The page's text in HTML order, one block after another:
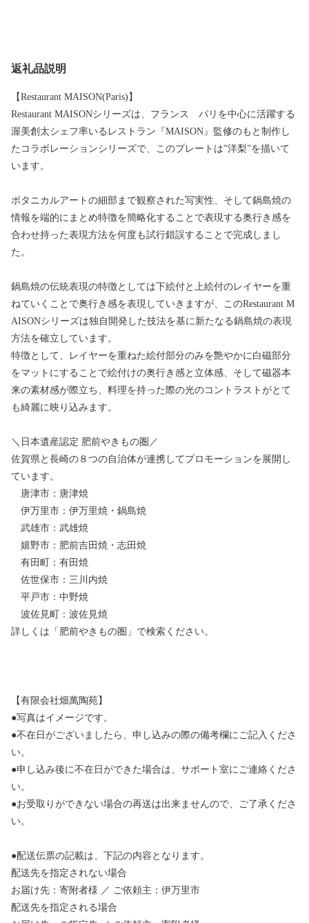
返礼品説明
【Restaurant MAISON(Paris)】
Restaurant MAISONシリーズは、フランス パリを中心に活躍する
渥美創太シェフ率いるレストラン『MAISON』監修のもと制作し
たコラボレーションシリーズで、このプレートは”洋梨”を描いて
います。
ボタニカルアートの細部まで観察された写実性、そして鍋島焼の
情報を端的にまとめ特徴を簡略化することで表現する奥行き感を
合わせ持った表現方法を何度も試行錯誤することで完成しまし
た。
鍋島焼の伝統表現の特徴としては下絵付と上絵付のレイヤーを重
ねていくことで奥行き感を表現していきますが、このRestaurant M
AISONシリーズは独自開発した技法を基に新たなる鍋島焼の表現
方法を確立しています。
特徴として、レイヤーを重ねた絵付部分のみを艶やかに白磁部分
をマットにすることで絵付けの奥行き感と立体感、そして磁器本
来の素材感が際立ち、料理を持った際の光のコントラストがとて
も綺麗に映り込みます。
＼日本遺産認定 肥前やきもの圏／
佐賀県と長崎の８つの自治体が連携してプロモーションを展開し
ています。
唐津市：唐津焼
伊万里市：伊万里焼・鍋島焼
武雄市：武雄焼
嬉野市：肥前吉田焼・志田焼
有田町：有田焼
佐世保市：三川内焼
平戸市：中野焼
波佐見町：波佐見焼
詳しくは「肥前やきもの圏」で検索ください。
【有限会社畑萬陶苑】
●写真はイメージです。
●不在日がございましたら、申し込みの際の備考欄にご記入くださ
い。
●申し込み後に不在日ができた場合は、サポート室にご連絡くださ
い。
●お受取りができない場合の再送は出来ませんので、ご了承くださ
い。
●配送伝票の記載は、下記の内容となります。
配送先を指定されない場合
お届け先：寄附者様 ／ ご依頼主：伊万里市
配送先を指定される場合